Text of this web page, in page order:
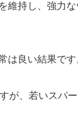
維持し、強力
は良い結果です
が、若いスパ